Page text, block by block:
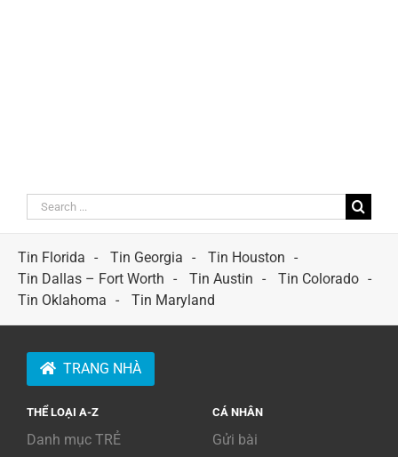
Search
for:
Tin Florida
Tin Georgia
Tin Houston
Tin Dallas – Fort Worth
Tin Austin
Tin Colorado
Tin Oklahoma
Tin Maryland
TRANG NHÀ
THỂ LOẠI A-Z
Danh mục TRẺ
CÁ NHÂN
Gửi bài